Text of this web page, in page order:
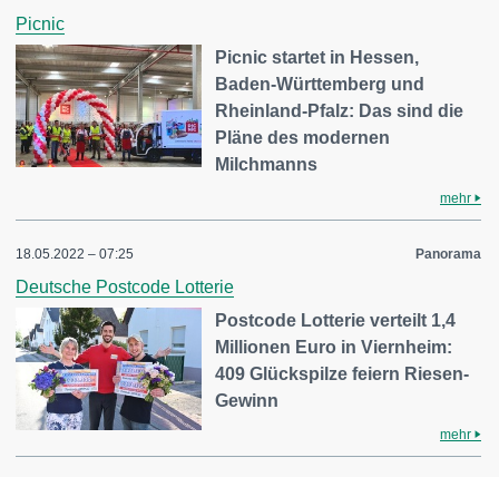
Picnic
Picnic startet in Hessen,
Baden-Württemberg und
Rheinland-Pfalz: Das sind die
Pläne des modernen
Milchmanns
mehr
18.05.2022 – 07:25 Panorama
Deutsche Postcode Lotterie
Postcode Lotterie verteilt 1,4
Millionen Euro in Viernheim:
409 Glückspilze feiern Riesen-
Gewinn
mehr